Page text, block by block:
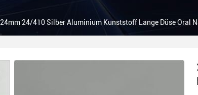
24mm 24/410 Silber Aluminium Kunststoff Lange Düse Oral